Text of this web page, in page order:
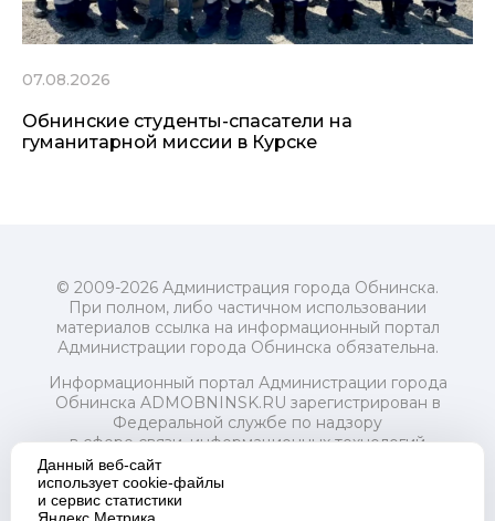
07.08.2026
Обнинские студенты-спасатели на
гуманитарной миссии в Курске
© 2009-2026 Администрация города Обнинска.
При полном, либо частичном использовании
материалов ссылка на информационный портал
Администрации города Обнинска обязательна.
Информационный портал Администрации города
Обнинска ADMOBNINSK.RU зарегистрирован в
Федеральной службе по надзору
в сфере связи, информационных технологий
и массовых коммуникаций (Роскомнадзор) 24 июля
2018 года.
Свидетельство о регистрации Эл № ФС77-73321
Данный веб-сайт
использует cookie-файлы
и сервис статистики